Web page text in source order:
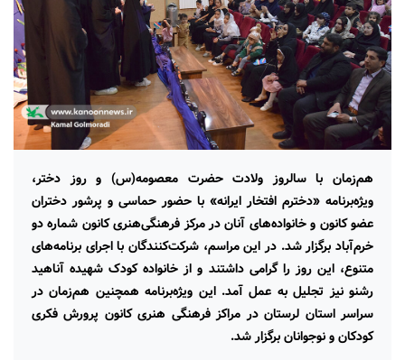
هم‌زمان با سالروز ولادت حضرت معصومه‌(س) و روز دختر،
ویژه‌برنامه «دخترم افتخار ایرانه» با حضور حماسی و پرشور دختران
عضو کانون و خانواده‌های آنان در مرکز فرهنگی‌هنری کانون شماره دو
خرم‌آباد برگزار شد. در این مراسم، شرکت‌کنندگان با اجرای برنامه‌های
متنوع، این روز را گرامی داشتند و از خانواده کودک شهیده آناهید
رشنو نیز تجلیل به عمل آمد. این ویژه‌برنامه همچنین هم‌زمان در
سراسر استان لرستان در مراکز فرهنگی هنری کانون پرورش فکری
کودکان و نوجوانان برگزار شد.